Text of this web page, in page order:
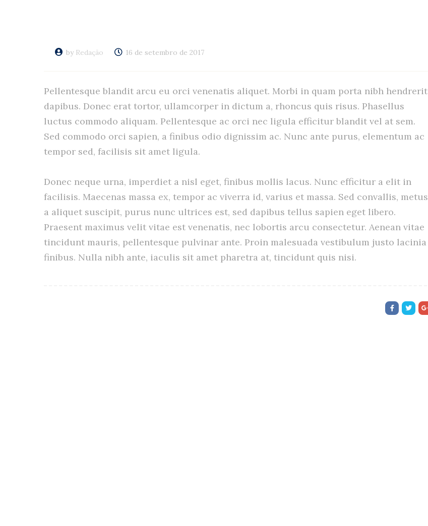
by Redação 16 de setembro de 2017
Pellentesque blandit arcu eu orci venenatis aliquet. Morbi in quam porta nibh hendrerit
dapibus. Donec erat tortor, ullamcorper in dictum a, rhoncus quis risus. Phasellus
luctus commodo aliquam. Pellentesque ac orci nec ligula efficitur blandit vel at sem.
Sed commodo orci sapien, a finibus odio dignissim ac. Nunc ante purus, elementum ac
tempor sed, facilisis sit amet ligula.
Donec neque urna, imperdiet a nisl eget, finibus mollis lacus. Nunc efficitur a elit in
facilisis. Maecenas massa ex, tempor ac viverra id, varius et massa. Sed convallis, metus
a aliquet suscipit, purus nunc ultrices est, sed dapibus tellus sapien eget libero.
Praesent maximus velit vitae est venenatis, nec lobortis arcu consectetur. Aenean vitae
tincidunt mauris, pellentesque pulvinar ante. Proin malesuada vestibulum justo lacinia
finibus. Nulla nibh ante, iaculis sit amet pharetra at, tincidunt quis nisi.